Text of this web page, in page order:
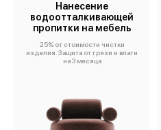
Нанесение
водоотталкивающей
пропитки на мебель
25% от стоимости чистки
изделия. Защита от грязи и влаги
на 3 месяца